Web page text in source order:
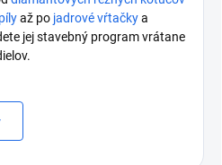
až po jadrové vŕtačkya
jej stavebný program vrátane